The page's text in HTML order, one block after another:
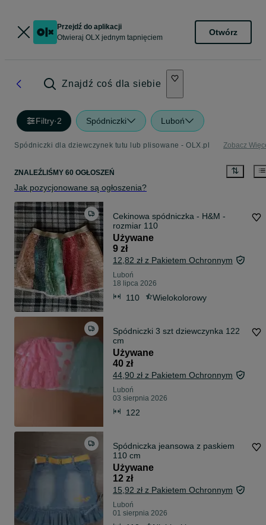
Przejdź do aplikacji
Otwieraj OLX jednym tapnięciem
Otwórz
Znajdź coś dla siebie
Filtry·2 Spódniczki Luboń
Spódniczki dla dziewczynek tutu lub plisowane - OLX.pl Zobacz
ZNALEŹLIŚMY 60 OGŁOSZEŃ
Jak pozycjonowane są ogłoszenia?
Cekinowa spódniczka - H&M -
rozmiar 110
Używane
9 zł
12,82 zł z Pakietem Ochronnym
Luboń
18 lipca 2026
110 Wielokolorowy
Spódniczki 3 szt dziewczynka 122
cm
Używane
40 zł
44,90 zł z Pakietem Ochronnym
Luboń
03 sierpnia 2026
122
Spódniczka jeansowa z paskiem
110 cm
Używane
12 zł
15,92 zł z Pakietem Ochronnym
Luboń
01 sierpnia 2026